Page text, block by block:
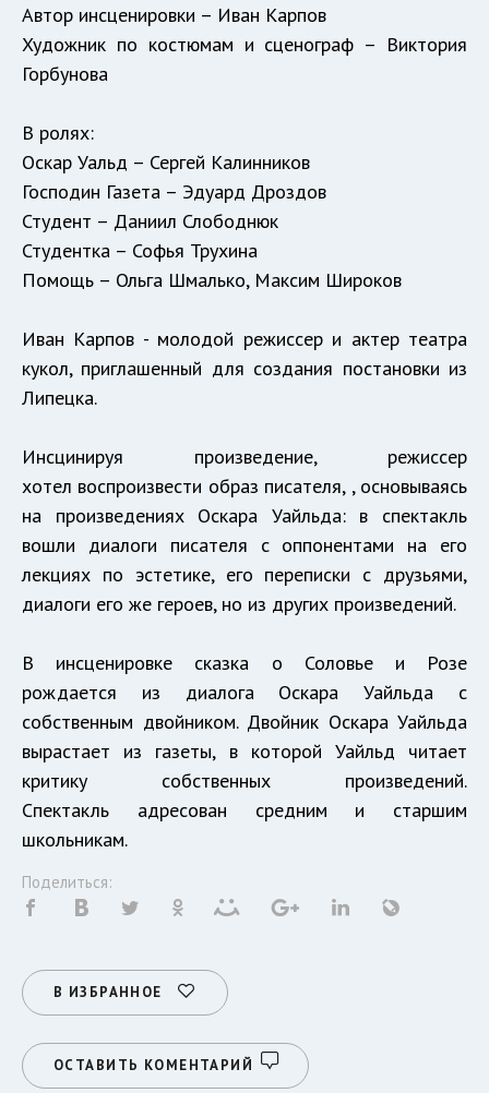
Автор инсценировки – Иван Карпов
Художник по костюмам и сценограф – Виктория
Горбунова
В ролях:
Оскар Уальд – Сергей Калинников
Господин Газета – Эдуард Дроздов
Студент – Даниил Слободнюк
Студентка – Софья Трухина
Помощь – Ольга Шмалько, Максим Широков
Иван Карпов - молодой режиссер и актер театра
кукол, приглашенный для создания постановки из
Липецка.
Инсцинируя произведение, режиссер
хотел воспроизвести образ писателя, , основываясь
на произведениях Оскара Уайльда: в спектакль
вошли диалоги писателя с оппонентами на его
лекциях по эстетике, его переписки с друзьями,
диалоги его же героев, но из других произведений.
В инсценировке сказка о Соловье и Розе
рождается из диалога Оскара Уайльда с
собственным двойником. Двойник Оскара Уайльда
вырастает из газеты, в которой Уайльд читает
критику собственных произведений.
Спектакль адресован средним и старшим
школьникам.
Поделиться:
В ИЗБРАННОЕ
ОСТАВИТЬ КОМЕНТАРИЙ